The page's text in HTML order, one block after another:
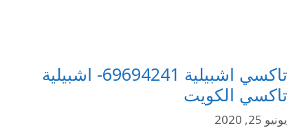
تاكسي اشبيلية 69694241- اشبيلية
تاكسي الكويت
يونيو 25, 2020